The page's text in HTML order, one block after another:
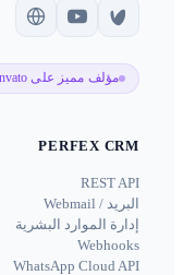
مؤلف مميز على Envato
PERFEX CRM
REST API
البريد / Webmail
إدارة الموارد البشرية
Webhooks
WhatsApp Cloud API